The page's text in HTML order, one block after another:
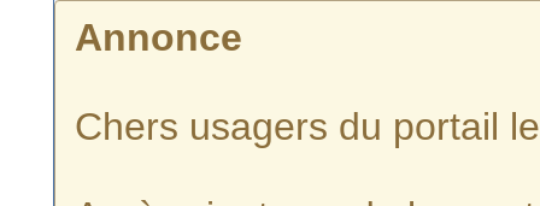
Annonce
Chers usagers du portail